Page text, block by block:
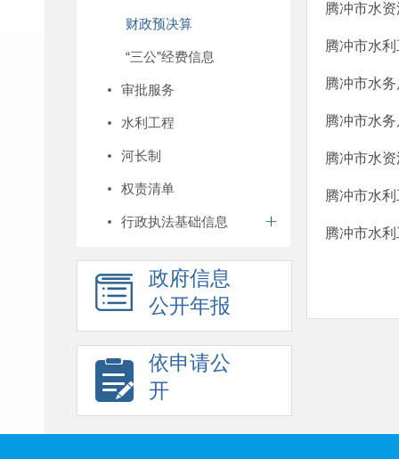
财政预决算
“三公”经费信息
审批服务
水利工程
河长制
权责清单
行政执法基础信息
政府信息
公开年报
依申请公
开
腾冲市水
腾冲市水
腾冲市水
腾冲市水
腾冲市水
腾冲市水
腾冲市水